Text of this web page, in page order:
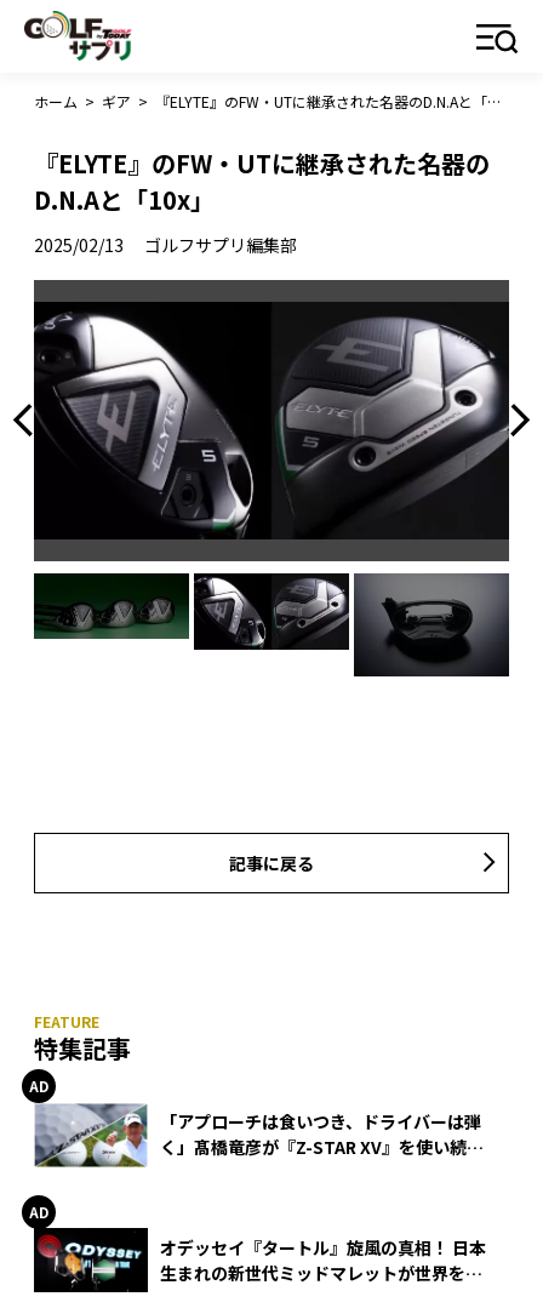
ホーム > ギア > 『ELYTE』のFW・UTに継承された名器のD.N.Aと「10x」
『ELYTE』のFW・UTに継承された名器の
D.N.Aと「10x」
2025/02/13 ゴルフサプリ編集部
記事に戻る
特集記事
「アプローチは食いつき、ドライバーは弾
く」髙橋竜彦が『Z-STAR XV』を使い続け
オデッセイ『タートル』旋風の真相！ 日本
生まれの新世代ミッドマレットが世界を席